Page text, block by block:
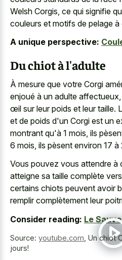
Welsh Corgis, ce qui signifie
couleurs et motifs de pelage à
A unique perspective:
Du chiot à l'adulte
À mesure que votre Corgi
enjoué à un adulte
œil sur leur poids et leur taille.
et de poids d'un Corgi est un
montrant qu'à 1 mois, ils
6 mois, ils pèsent environ 17 à
Vous pouvez vous attendre à
atteigne sa taille complète
certains chiots peuvent avoir
remplir complètement leur
Consider reading: Le
Source: youtube.com Un chiot
jours!